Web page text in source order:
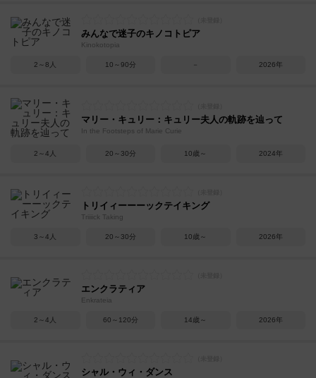
みんなで迷子のキノコトピア
Kinokotopia
2～8人 10～90分 － 2026年
マリー・キュリー：キュリー夫人の軌跡を辿って
In the Footsteps of Marie Curie
2～4人 20～30分 10歳～ 2024年
トリイィーーーックテイキング
Triiiick Taking
3～4人 20～30分 10歳～ 2026年
エンクラティア
Enkrateia
2～4人 60～120分 14歳～ 2026年
シャル・ウィ・ダンス